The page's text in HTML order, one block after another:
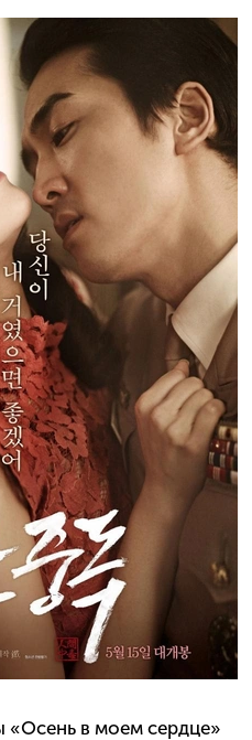
«Осень в моем сердце»